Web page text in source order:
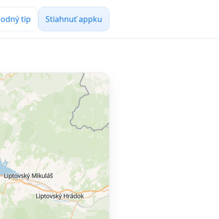
tip Stiahnuť appku